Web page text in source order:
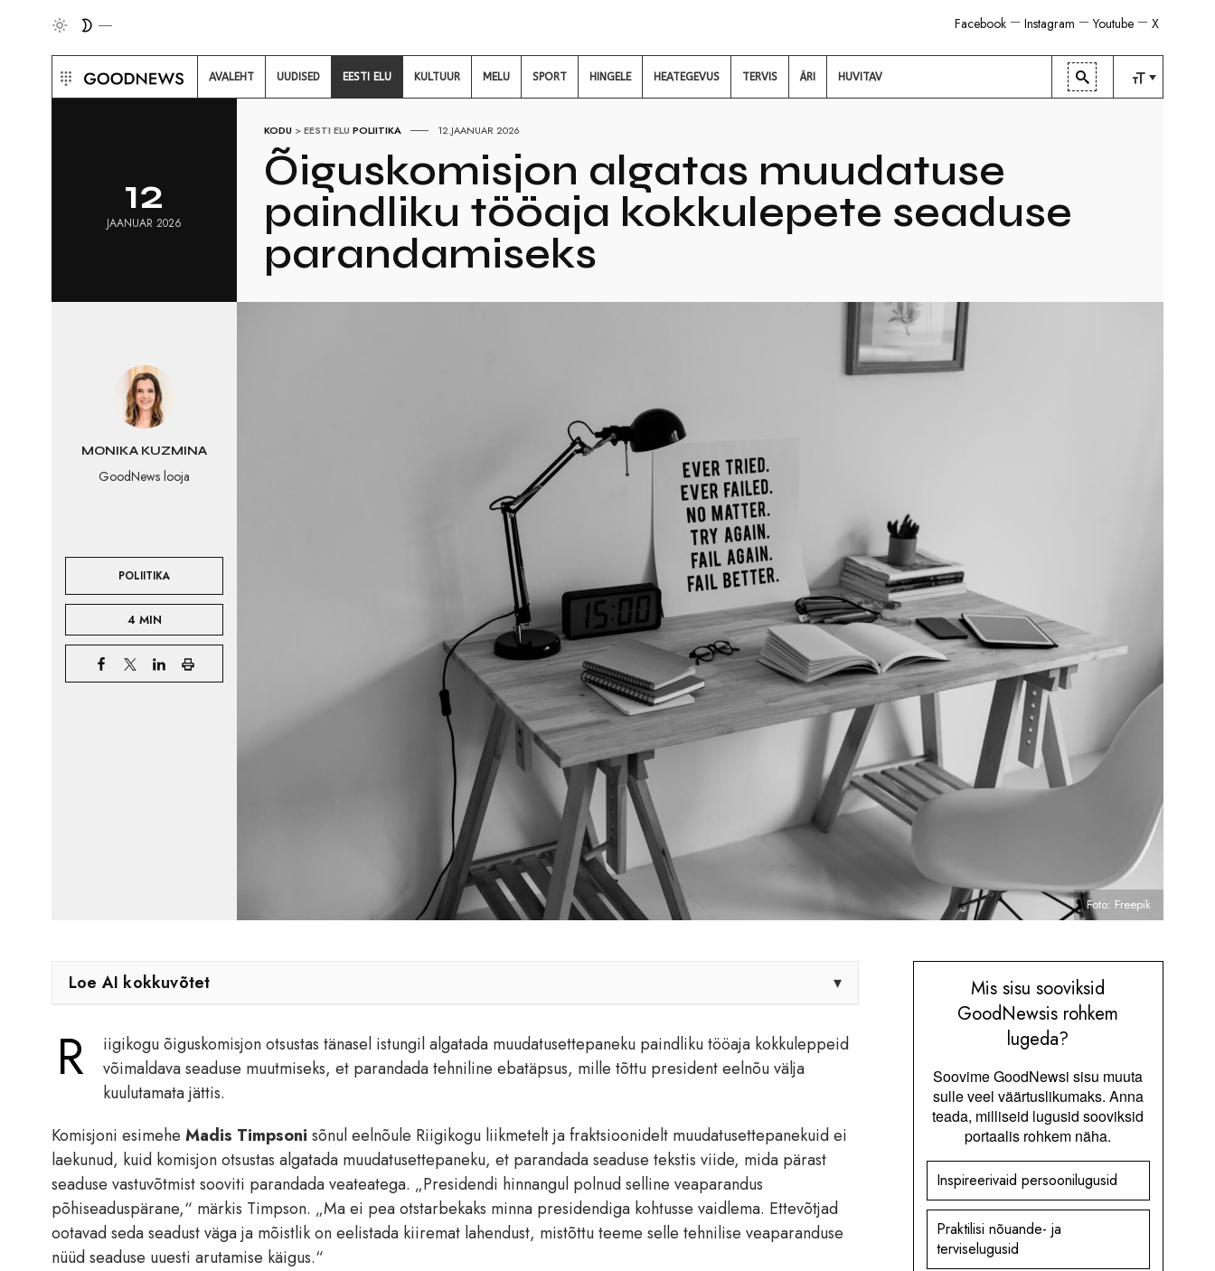
X
Youtube
Instagram
Facebook
AVALEHT UUDISED EESTI ELU KULTUUR MELU SPORT HINGELE HEATEGEVUS TERVIS ÄRI HUVITAV
12
JAANUAR 2026
KODU >EESTI ELU POLIITIKA 12.JAANUAR 2026
Õiguskomisjon algatas muudatuse
paindliku tööaja kokkulepete seaduse
parandamiseks
MONIKA KUZMINA
GoodNews looja
POLIITIKA
4 MIN
Foto: Freepik
Loe AI kokkuvõtet ▾
R
iigikogu õiguskomisjon otsustas tänasel istungil algatada muudatusettepaneku paindliku tööaja kokkuleppeid
võimaldava seaduse muutmiseks, et parandada tehniline ebatäpsus, mille tõttu president eelnõu välja
kuulutamata jättis.
Komisjoni esimehe Madis Timpsoni sõnul eelnõule Riigikogu liikmetelt ja fraktsioonidelt muudatusettepanekuid ei
laekunud, kuid komisjon otsustas algatada muudatusettepaneku, et parandada seaduse tekstis viide, mida pärast
seaduse vastuvõtmist sooviti parandada veateatega. „Presidendi hinnangul polnud selline veaparandus
põhiseaduspärane,“ märkis Timpson. „Ma ei pea otstarbekaks minna presidendiga kohtusse vaidlema. Ettevõtjad
ootavad seda seadust väga ja mõistlik on eelistada kiiremat lahendust, mistõttu teeme selle tehnilise veaparanduse
nüüd seaduse uuesti arutamise käigus.“
Mis sisu sooviksid
GoodNewsis rohkem
lugeda?
Soovime GoodNewsi sisu muuta
sulle veel väärtuslikumaks. Anna
teada, milliseid lugusid sooviksid
portaalis rohkem näha.
Inspireerivaid persoonilugusid
Praktilisi nõuande- ja
terviselugusid